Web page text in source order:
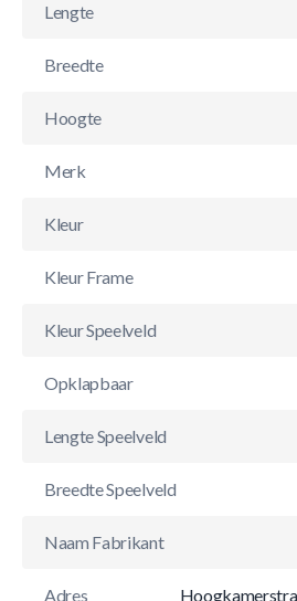
Lengte
Breedte
Hoogte
Merk
Kleur
Kleur Frame
Kleur Speelveld
Opklapbaar
Lengte Speelveld
Breedte Speelveld
Naam Fabrikant
Adres